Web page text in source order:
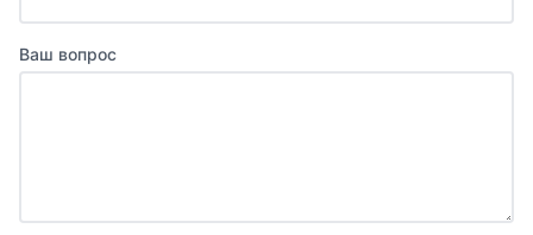
Ваш вопрос